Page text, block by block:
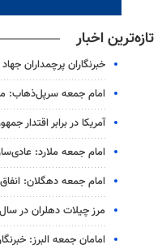
تازه‌ترین اخبار
خبرنگاران پرچمداران
امام جمعه سرپل‌ذهاب:
آمریکا در برابر اقتدار
امام جمعه ملارد:
امام جمعه دهگلان:
مرز چیلات دهلران در
امامان جمعه البرز: